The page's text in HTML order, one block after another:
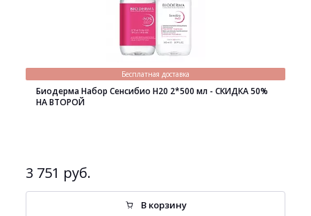
Бесплатная доставка
Биодерма Набор Сенсибио H20 2*500 мл - СКИДКА 50%
НА ВТОРОЙ
3 751 руб.
В корзину